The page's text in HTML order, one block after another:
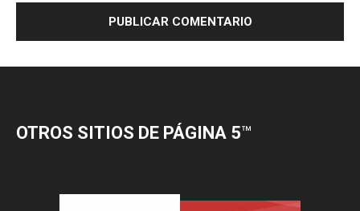
OTROS SITIOS DE PÁGINA 5™